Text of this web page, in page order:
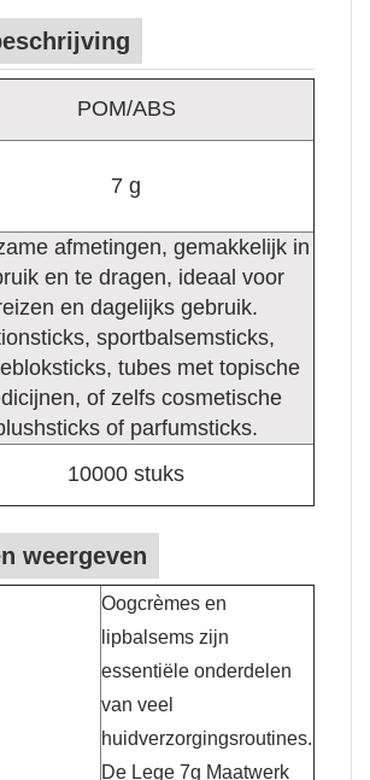
POM/ABS
7 g
afmetingen, gemakkelijk in
en te dragen, ideaal voor
en dagelijks gebruik.
sportbalsemsticks,
tubes met topische
of zelfs cosmetische
of parfumsticks.
10000 stuks
weergeven
Oogcrèmes en
lipbalsems zijn
essentiële onderdelen
van veel
huidverzorgingsroutines.
De Lege 7g Maatwerk